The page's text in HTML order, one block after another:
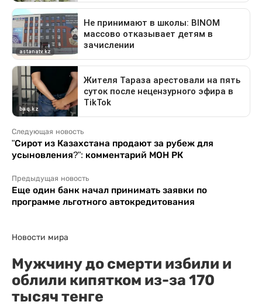
Следующая новость
"Сирот из Казахстана продают за рубеж для
усыновления?": комментарий МОН РК
Предыдущая новость
Еще один банк начал принимать заявки по
программе льготного автокредитования
Новости мира
Мужчину до смерти избили и
облили кипятком из-за 170
тысяч тенге